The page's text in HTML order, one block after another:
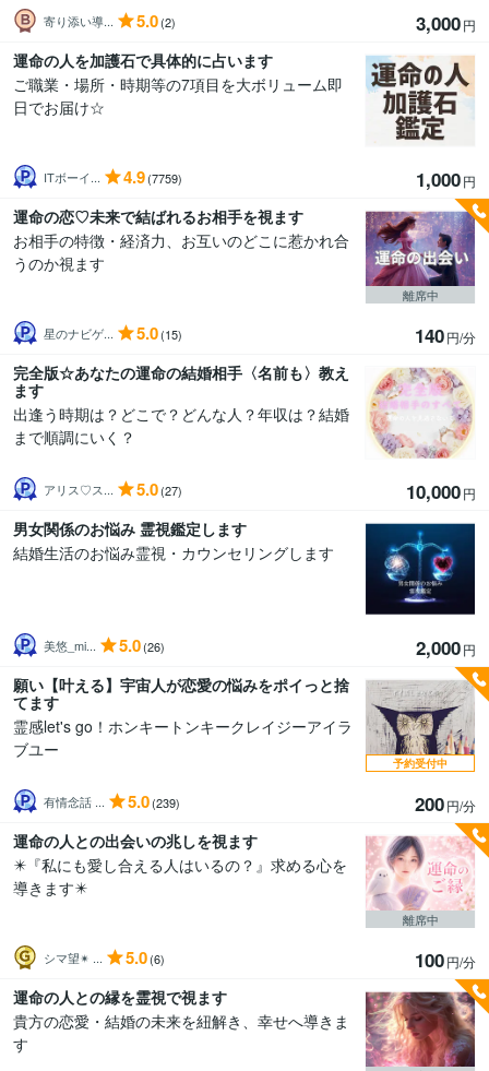
寄り添い導... 5.0(2) 3,000円
運命の人を加護石で具体的に占います
ご職業・場所・時期等の7項目を大ボリューム即
日でお届け☆
ITボーイ... 4.9(7759) 1,000円
運命の恋♡未来で結ばれるお相手を視ます
お相手の特徴・経済力、お互いのどこに惹かれ合
うのか視ます
星のナビゲ... 5.0(15) 140円/分
離席中
完全版☆あなたの運命の結婚相手〈名前も〉教え
ます
出逢う時期は？どこで？どんな人？年収は？結婚
まで順調にいく？
アリス♡ス... 5.0(27) 10,000円
男女関係のお悩み 霊視鑑定します
結婚生活のお悩み霊視・カウンセリングします
美悠_mi... 5.0(26) 2,000円
願い【叶える】宇宙人が恋愛の悩みをポイっと捨
てます
霊感let's go！ホンキートンキークレイジーアイラ
ブユー
有情念話 ... 5.0(239) 200円/分
予約受付中
運命の人との出会いの兆しを視ます
✴️『私にも愛し合える人はいるの？』求める心を
導きます✴️
シマ望✴ ... 5.0(6) 100円/分
離席中
運命の人との縁を霊視で視ます
貴方の恋愛・結婚の未来を紐解き、幸せへ導きま
す